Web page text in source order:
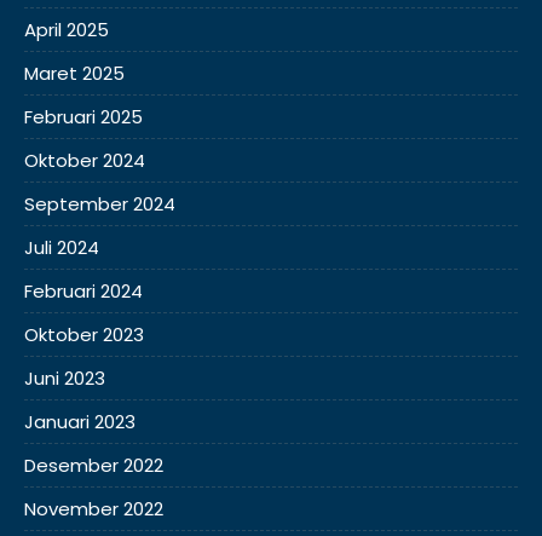
April 2025
Maret 2025
Februari 2025
Oktober 2024
September 2024
Juli 2024
Februari 2024
Oktober 2023
Juni 2023
Januari 2023
Desember 2022
November 2022